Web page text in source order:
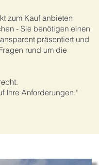
zum Kauf anbieten
- Sie benötigen einen
präsentiert und
rund um die
Ihre Anforderungen.“